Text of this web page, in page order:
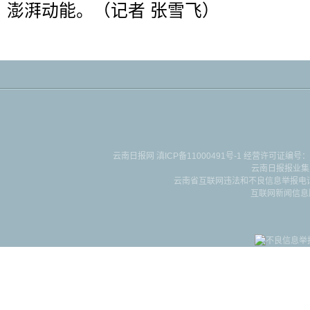
澎湃动能。（记者 张雪飞）
云南日报网 滇ICP备11000491号-1 经营许可证编号
云南日报报业
云南省互联网违法和不良信息举报
互联网新闻信